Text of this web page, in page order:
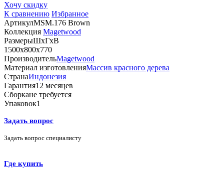
Хочу скидку
К сравнению Избранное
АртикулMSM.176 Brown
Коллекция Magetwood
РазмерыШхГхВ
1500х800х770
ПроизводительMagetwood
Материал изготовленияМассив красного дерева
СтранаИндонезия
Гарантия12 месяцев
Сборкане требуется
Упаковок1
Задать вопрос
Задать вопрос специалисту
Где купить